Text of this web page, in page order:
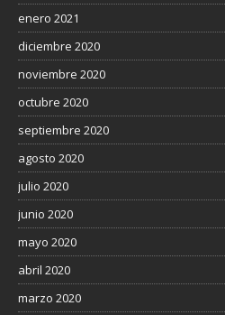
enero 2021
diciembre 2020
noviembre 2020
octubre 2020
septiembre 2020
agosto 2020
julio 2020
junio 2020
mayo 2020
abril 2020
marzo 2020